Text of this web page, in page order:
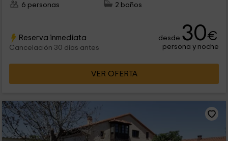
6 personas
2 baños
Reserva inmediata
Cancelación 30 días antes
desde 30€
persona y noche
VER OFERTA